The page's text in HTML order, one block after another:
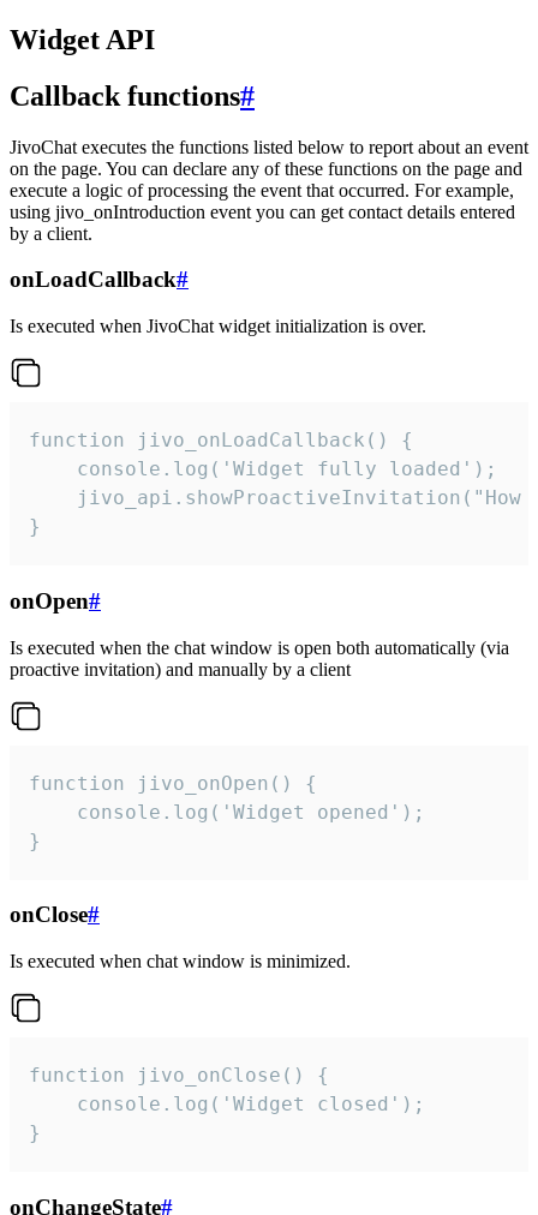
Widget API
Callback functions#
JivoChat executes the functions listed below to report about an event
on the page. You can declare any of these functions on the page and
execute a logic of processing the event that occurred. For example,
using jivo_onIntroduction event you can get contact details entered
by a client.
onLoadCallback#
Is executed when JivoChat widget initialization is over.
function jivo_onLoadCallback() {
    console.log('Widget fully loaded');
jivo_api.showProactiveInvitation("How
}
onOpen#
Is executed when the chat window is open both automatically (via
proactive invitation) and manually by a client
function jivo_onOpen() {
    console.log('Widget opened');
}
onClose#
Is executed when chat window is minimized.
function jivo_onClose() {
    console.log('Widget closed');
}
onChangeState#